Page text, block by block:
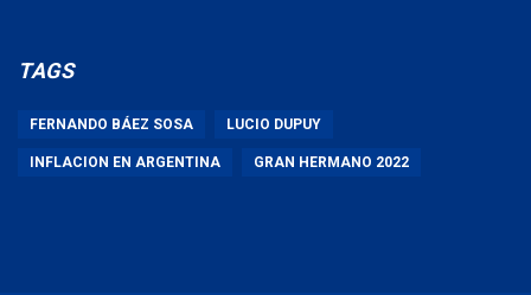
TAGS
FERNANDO BÁEZ SOSA LUCIO DUPUY
INFLACION EN ARGENTINA GRAN HERMANO 2022